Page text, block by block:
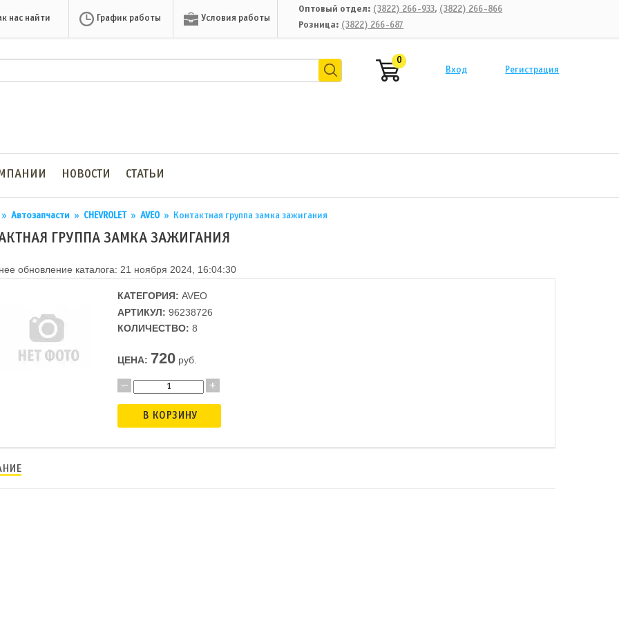
нас найти График работы Условия работы
Оптовый отдел: (3822) 266-933, (3822) 266-866
Розница: (3822) 266-687
0
Вход
Регистрация
НОВОСТИ СТАТЬИ
» Автозапчасти » CHEVROLET » AVEO » Контактная группа замка зажигания
ГРУППА ЗАМКА ЗАЖИГАНИЯ
обновление каталога: 21 ноября 2024, 16:04:30
КАТЕГОРИЯ: AVEO
АРТИКУЛ: 96238726
КОЛИЧЕСТВО: 8
ЦЕНА: 720 руб.
В КОРЗИНУ